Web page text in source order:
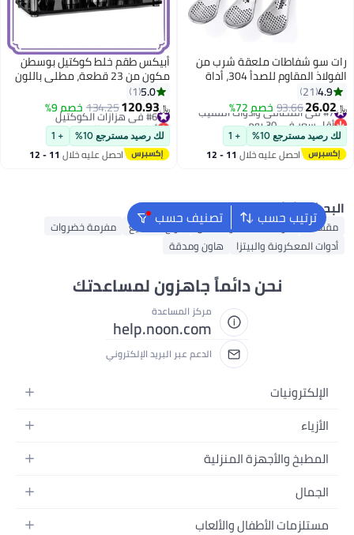
سو شفاطات ملعقة شرب من
الفولاذ المقاوم للصدأ 304، أداة
يربا ماتيه، فلتر للشاي ذو
الفضفاضة، مُصفٍّ ومحرّك
4.9
21
26.02
93.66خصم 72% #7 في المصافي وأدوات التقليب
أقل سعر في 30 يوم
#7 في المصافي وأدوات التقليب
رصيد مسترجع 10% + 1
احصل عليه خلال 11 - 12
أبيكس طقم خلط كوكتيل بوسطن
مكون من 23 قطعة، مطلي باللون
الرمادي الداكن، طقم كوكتيل أسود
مع أدوات خلط الكوكتيل، ملحقات بار،
طقم كوكتيل مع شاكر
5.0
1
120.93
134.25خصم 9% #6 في هزازات الكوكتيل
أقل سعر في السنة
#6 في هزازات الكوكتيل
لك رصيد مسترجع 10% + 1
احصل عليه خلال 11 - 12
ترتيب حسب تصنيف حسب الشائع
أدوات السلطة والمناخل ألواح التقطيع
مفرمة خضروات
المعكرونة والبيتزا
هاون ومدقة
نحن دائماً جاهزون لمساعدتك
مركز المساعدة
help.noon.com
الدعم عبر البريد الإلكتروني
الإلكترونيات
الجوالات
اللابتوبات
الأجهزة المنزلية
الأزياء
أزياء نسائية
أزياء البنات
أزياء الأولاد
المطبخ والأجهزة المنزلية
الحمام
الجمال
العطور
مستلزمات الأطفال والألعاب